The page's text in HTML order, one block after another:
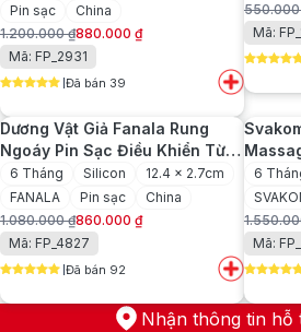
Pin sạc
China
1.200.000₫
Giá
gốc
là:
1.200.000 ₫.
880.000 ₫
Giá
hiện
tại
là:
880.000 ₫.
Mã: FP_2931
Đã bán 39
Giá
gốc
là:
550.000
Giá
hiện
tại
là:
350.000
Mã:
Dương Vật Giả Fanala Rung
Ngoáy Pin Sạc Điều Khiển Từ
Xa
6 Tháng Silicon
12.4 x 2.7cm
FANALA
Pin sạc
China
1.080.000₫
Giá
gốc
là:
1.080.000 ₫.
860.000 ₫
Giá
hiện
tại
là:
Mã: FP_4827
Đã bán 92
6
Giá
gốc
là:
Giá
hiện
tại
là:
Mã:
Nhận thông tin hỗ